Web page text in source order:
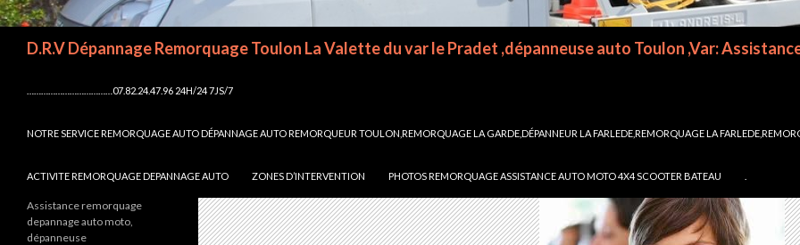
………………………………07.82.24.47.96 24H/24 7JS/7
NOTRE SERVICE REMORQUAGE AUTO DÉPANNAGE AUTO REMORQUEUR TOULON,REMORQUAGE LA GARDE,DÉPANNEUR LA FARLEDE,REMORQUAGE LA
ACTIVITE REMORQUAGE DEPANNAGE AUTO ZONES D’INTERVENTION PHOTOS REMORQUAGE ASSISTANCE AUTO MOTO 4X4 SCOOTER BATEAU
Assistance remorquage
depannage auto moto,
dépanneuse